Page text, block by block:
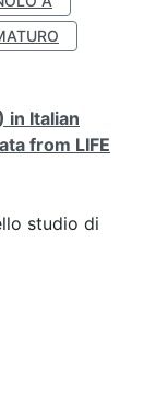
in Italian
from LIFE
studio di